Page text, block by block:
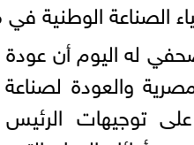
الصناعة الوطنية
اليوم أن عودة
والعودة
توجيهات